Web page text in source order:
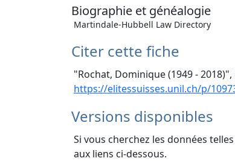
Biographie et généalogie
Martindale-Hubbell Law Directory
Citer cette fiche
"Rochat, Dominique (1949 -
https://elitessuisses.unil.ch/p/
Versions disponibles
Si vous cherchez les données
aux liens ci-dessous.